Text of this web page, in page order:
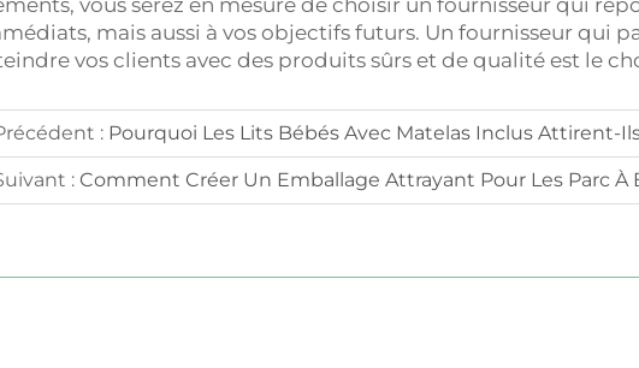
vous serez en mesure de choisir un fournisseur qui
mais aussi à vos objectifs futurs. Un fournisseur qui
vos clients avec des produits sûrs et de qualité est le
: Pourquoi Les Lits Bébés Avec Matelas Inclus Attirent-
: Comment Créer Un Emballage Attrayant Pour Les Parc À